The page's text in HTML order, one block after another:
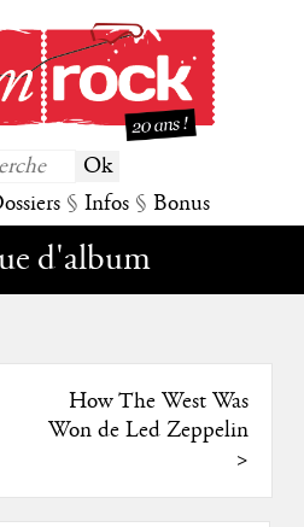
§ Infos § Bonus
d'album
How The West Was
Won de Led Zeppelin
>